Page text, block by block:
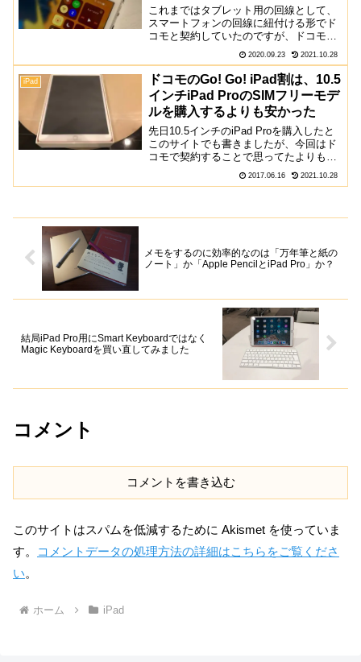
だから？
これまではタブレット用の回線として、
スマートフォンの回線に紐付ける形でド
コモと契約していたのですが、ドコモを
解約し楽天モバイルに変更してみまし
た。iPad mini 5に楽天モバイルのSIMカ
ードを挿して使ってみて、満足な点と不
満点を紹介し...
2020.09.23 2021.10.28
iPad
ドコモのGo! Go! iPad割は、10.5
インチiPad ProのSIMフリーモデ
ルを購入するよりも安かった
先日10.5インチのiPad Proを購入したと
このサイトでも書きましたが、今回はド
コモで契約することで思ってたよりも安
く購入することができたので紹介しま
す。SIMフリーも交えて比較今回ドコモ
2017.06.16 2021.10.28
メモをするのに効率的なのは「万年筆と紙の
ノート」か「Apple PencilとiPad Pro」か？
結局iPad Pro用にSmart Keyboardではなく
Magic Keyboardを買い直してみました
コメント
コメントを書き込む
このサイトはスパムを低減するために Akismet を使っていま
す。
コメントデータの処理方法の詳細はこちらをご覧くださ
い。
ホーム iPad